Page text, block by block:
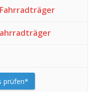
prüfen*